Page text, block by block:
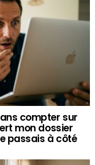
compter sur
mon dossier
passais à côté